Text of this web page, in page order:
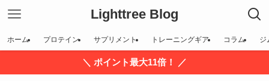
Lighttree Blog
ホーム プロテイン サプリメント トレーニングギア コラム ジ
＼ ポイント最大11倍！ ／